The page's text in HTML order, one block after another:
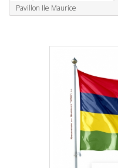
Pavillon Ile Maurice